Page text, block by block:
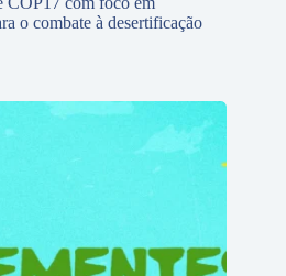
o combate à desertificação